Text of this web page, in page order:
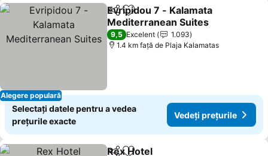
Alegere populară
DistribuițiAdăugaţi la favorite
Evripidou 7 - Kalamata
Mediterranean Suites
9,5 Excelent
1.093
1.4 km faţă de Plaja Kalamatas
Selectați datele pentru a vedea
prețurile exacte
Vedeți prețurile
Rex Hotel